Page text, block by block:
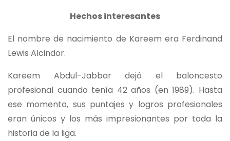
Hechos interesantes
El nombre de nacimiento de Kareem era Ferdinand
Lewis Alcindor.
Kareem Abdul-Jabbar dejó el baloncesto
profesional cuando tenía 42 años (en 1989). Hasta
ese momento, sus puntajes y logros profesionales
eran únicos y los más impresionantes por toda la
historia de la liga.